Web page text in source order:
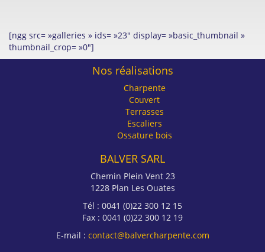
[ngg src= »galleries » ids= »23″ display= »basic_thumbnail »
thumbnail_crop= »0″]
Nos réalisations
Charpente
Couvert
Terrasses
Escaliers
Ossature bois
BALVER SARL
Chemin Plein Vent 23
1228 Plan Les Ouates
Tél : 0041 (0)22 300 12 15
Fax : 0041 (0)22 300 12 19
E-mail : contact@balvercharpente.com